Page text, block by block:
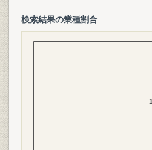
検索結果の業種割合